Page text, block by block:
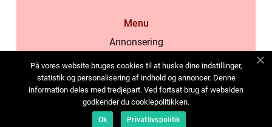
Menu
Annonsering
Cookies
Kontakta oss
Sitemap
På vores website bruges cookies til at huske dine indstillinger,
statistik og personalisering af indhold og annoncer. Denne
information deles med tredjepart. Ved fortsat brug af websiden
godkender du cookiepolitikken.
Ok Privatlivspolitik